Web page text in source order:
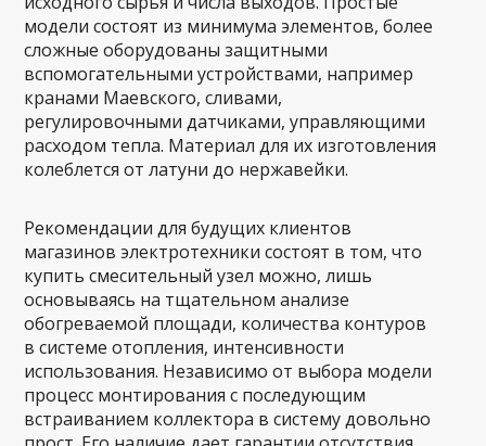
модели состоят из минимума элементов, более
сложные оборудованы защитными
вспомогательными устройствами, например
кранами Маевского, сливами,
регулировочными датчиками, управляющими
расходом тепла. Материал для их изготовления
колеблется от латуни до нержавейки.
Рекомендации для будущих клиентов
магазинов электротехники состоят в том, что
купить смесительный узел можно, лишь
основываясь на тщательном анализе
обогреваемой площади, количества контуров
в системе отопления, интенсивности
использования. Независимо от выбора модели
процесс монтирования с последующим
встраиванием коллектора в систему довольно